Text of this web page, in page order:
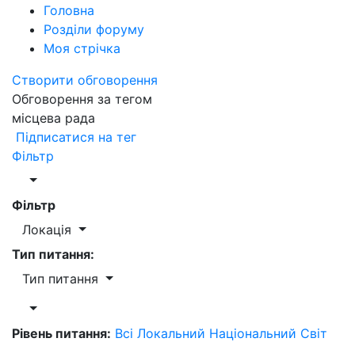
Головна
Розділи форуму
Моя стрічка
Створити обговорення
Обговорення за тегом
місцева рада
Підписатися на тег
Фільтр
Фільтр
Локація
Тип питання:
Тип питання
Рівень питання: Всі Локальний Національний Світ